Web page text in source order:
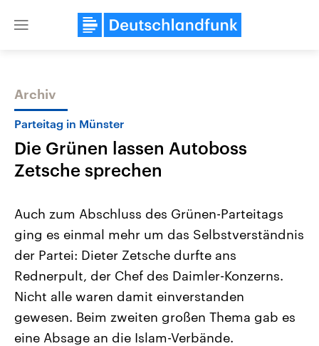
Close
Themen
Landtagswahl Sachsen-Anhalt
2026
Alle Informationen
Sachsen-Anhalt wählt am 6.
September 2026 einen neuen
Landtag. Seit 2021 wird das
Bundesland von einer Koalition aus
CDU, SPD und FDP regiert.-
Umfragen, Prognosen,
USA
Aktuelle Beiträge,
Hintergründe
Wirtschaftlich und
gehören die Vereinigten
den mächtigsten Ländern
mit großem Einfluss auf
aktuelle Weltgeschehen.
Archiv
Parteitag in Münster
Die Grünen lassen Autoboss
Zetsche sprechen
Auch zum Abschluss des Grünen-Parteitags
ging es einmal mehr um das Selbstverständnis
der Partei: Dieter Zetsche durfte ans
Rednerpult, der Chef des Daimler-Konzerns.
Nicht alle waren damit einverstanden
gewesen. Beim zweiten großen Thema gab es
eine Absage an die Islam-Verbände.